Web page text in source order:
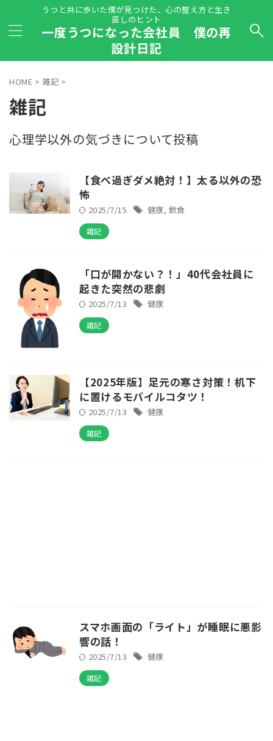
うつと共に歩いた僕が見つけた、心の整え方と生き
直しのヒント
一度うつになった会社員 僕の再
設計日記
HOME > 雑記 >
雑記
心理学以外の気づきについて投稿
【食べ過ぎダメ絶対！】太る以外の恐
怖
2025/7/15 健康, 飲食
雑記
「口が開かない？！」40代会社員に
起きた突然の悲劇
2025/7/13 健康
雑記
【2025年版】足元の寒さ対策！机下
に置けるモバイルコタツ！
2025/7/13 健康
雑記
スマホ画面の「ライト」が睡眠に悪影
響の話！
2025/7/13 健康
雑記